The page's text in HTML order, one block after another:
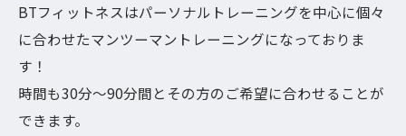
BTフィットネスはパーソナルトレーニングを中心に個々
に合わせたマンツーマントレーニングになっておりま
す！
時間も30分〜90分間とその方のご希望に合わせることが
できます。